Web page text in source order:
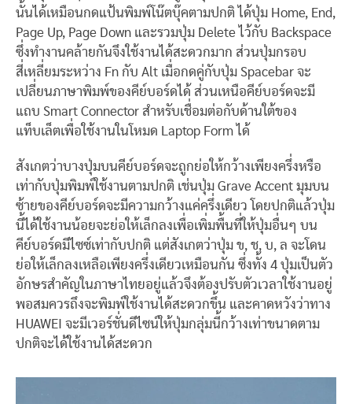
นั้นได้เหมือนกดแป้นพิมพ์โน๊ตบุ๊คตามปกติ ได้ปุ่ม Home, End,
Page Up, Page Down และรวมปุ่ม Delete ไว้กับ Backspace
ซึ่งทำงานคล้ายกันจึงใช้งานได้สะดวกมาก ส่วนปุ่มกรอบ
สี่เหลี่ยมระหว่าง Fn กับ Alt เมื่อกดคู่กับปุ่ม Spacebar จะ
เปลี่ยนภาษาพิมพ์ของคีย์บอร์ดได้ ส่วนเหนือคีย์บอร์ดจะมี
แถบ Smart Connector สำหรับเชื่อมต่อกับด้านใต้ของ
แท็บเล็ตเพื่อใช้งานในโหมด Laptop Form ได้
สังเกตว่าบางปุ่มบนคีย์บอร์ดจะถูกย่อให้กว้างเพียงครึ่งหรือ
เท่ากับปุ่มพิมพ์ใช้งานตามปกติ เช่นปุ่ม Grave Accent มุมบน
ซ้ายของคีย์บอร์ดจะมีความกว้างแค่ครึ่งเดียว โดยปกติแล้วปุ่ม
นี้ได้ใช้งานน้อยจะย่อให้เล็กลงเพื่อเพิ่มพื้นที่ให้ปุ่มอื่นๆ บน
คีย์บอร์ดมีไซซ์เท่ากับปกติ แต่สังเกตว่าปุ่ม ข, ช, บ, ล จะโดน
ย่อให้เล็กลงเหลือเพียงครึ่งเดียวเหมือนกัน ซึ่งทั้ง 4 ปุ่มเป็นตัว
อักษรสำคัญในภาษาไทยอยู่แล้วจึงต้องปรับตัวเวลาใช้งานอยู่
พอสมควรถึงจะพิมพ์ใช้งานได้สะดวกขึ้น และคาดหวังว่าทาง
HUAWEI จะมีเวอร์ชั่นดีไซน์ให้ปุ่มกลุ่มนี้กว้างเท่าขนาดตาม
ปกติจะได้ใช้งานได้สะดวก